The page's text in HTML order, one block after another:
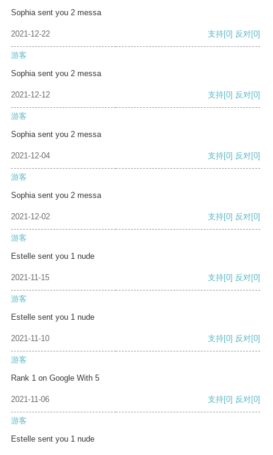
Sophia sent you 2 messa
2021-12-22 支持[0] 反对[0]
游客
Sophia sent you 2 messa
2021-12-12 支持[0] 反对[0]
游客
Sophia sent you 2 messa
2021-12-04 支持[0] 反对[0]
游客
Sophia sent you 2 messa
2021-12-02 支持[0] 反对[0]
游客
Estelle sent you 1 nude
2021-11-15 支持[0] 反对[0]
游客
Estelle sent you 1 nude
2021-11-10 支持[0] 反对[0]
游客
Rank 1 on Google With 5
2021-11-06 支持[0] 反对[0]
游客
Estelle sent you 1 nude